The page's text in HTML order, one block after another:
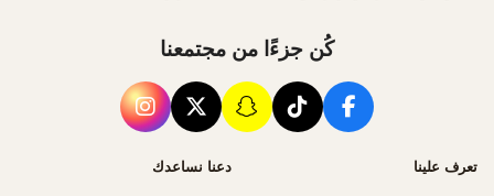
كُن جزءًا من مجتمعنا
تعرف علينا دعنا نساعدك